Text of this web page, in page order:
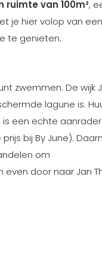
ruimte van 100m²,
je hier volop van een
te genieten.
zwemmen. De wijk
lagune is.
een echte
bij By June).
om
door naar Jan